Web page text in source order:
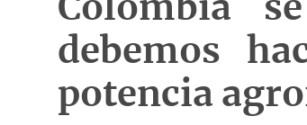
Colombia
debemos
potencia